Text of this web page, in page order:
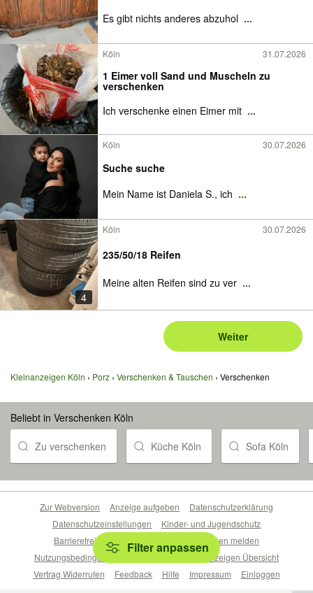
Es gibt nichts anderes abzuhol ...
Köln 31.07.2026
1 Eimer voll Sand und Muscheln zu
verschenken
Ich verschenke einen Eimer mit ...
Köln 30.07.2026
Suche suche
Mein Name ist Daniela S., ich ...
4
Köln 30.07.2026
235/50/18 Reifen
Meine alten Reifen sind zu ver ...
Weiter
Kleinanzeigen Köln Porz Verschenken & Tauschen Verschenken
Beliebt in Verschenken Köln
Zu verschenken Küche Köln Sofa Köln
Filter anpassen
Zur Webversion Anzeige aufgeben
Datenschutzerklärung
Datenschutzeinstellungen
Kinder- und Jugendschutz
Barrierefreiheitserklärung
Sicherheitslücken melden
Nutzungsbedingungen
Beliebte Suchen
Anzeigen Übersicht
Vertrag Widerrufen
Feedback Hilfe Impressum Einloggen